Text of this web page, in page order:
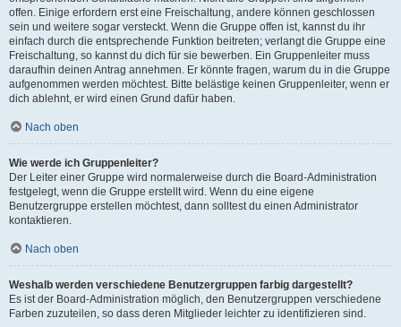
offen. Einige erfordern erst eine Freischaltung, andere können geschlossen
sein und weitere sogar versteckt. Wenn die Gruppe offen ist, kannst du ihr
einfach durch die entsprechende Funktion beitreten; verlangt die Gruppe eine
Freischaltung, so kannst du dich für sie bewerben. Ein Gruppenleiter muss
daraufhin deinen Antrag annehmen. Er könnte fragen, warum du in die Gruppe
aufgenommen werden möchtest. Bitte belästige keinen Gruppenleiter, wenn er
dich ablehnt, er wird einen Grund dafür haben.
Nach oben
Wie werde ich Gruppenleiter?
Der Leiter einer Gruppe wird normalerweise durch die Board-Administration
festgelegt, wenn die Gruppe erstellt wird. Wenn du eine eigene
Benutzergruppe erstellen möchtest, dann solltest du einen Administrator
kontaktieren.
Nach oben
Weshalb werden verschiedene Benutzergruppen farbig dargestellt?
Es ist der Board-Administration möglich, den Benutzergruppen verschiedene
Farben zuzuteilen, so dass deren Mitglieder leichter zu identifizieren sind.